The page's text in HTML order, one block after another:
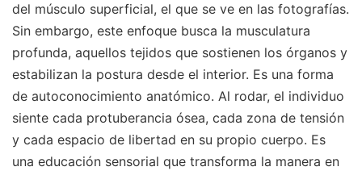
del músculo superficial, el que se ve en las fotografías.
Sin embargo, este enfoque busca la musculatura
profunda, aquellos tejidos que sostienen los órganos y
estabilizan la postura desde el interior. Es una forma
de autoconocimiento anatómico. Al rodar, el individuo
siente cada protuberancia ósea, cada zona de tensión
y cada espacio de libertad en su propio cuerpo. Es
una educación sensorial que transforma la manera en